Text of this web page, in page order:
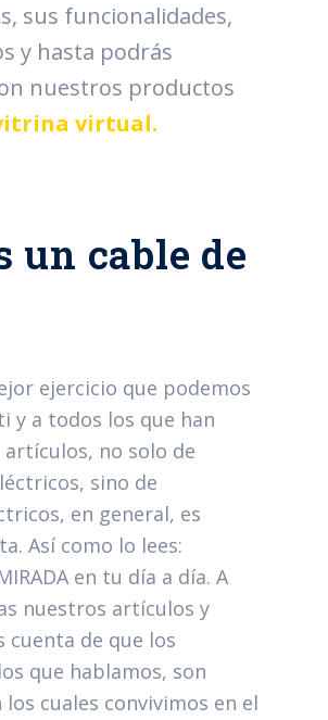
sus funcionalidades,
y hasta podrás
nuestros productos
virtual.
un cable de
ejercicio que podemos
y a todos los que han
no solo de
sino de
en general, es
Así como lo lees:
en tu día a día. A
nuestros artículos y
cuenta de que los
que hablamos, son
cuales convivimos en el